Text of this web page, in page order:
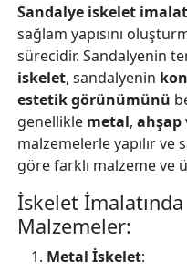
Sandalye iskelet
sağlam yapısını
sürecidir. Sandalyenin
iskelet, sandalyenin
estetik görünümünü
genellikle metal, ahşap
malzemelerle yapılır ve
göre farklı malzeme ve
İskelet İmalatında
Malzemeler:
Metal İskelet: